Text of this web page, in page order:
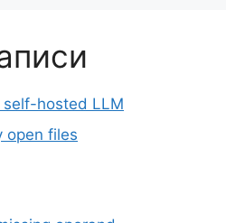
self-hosted LLM
open files